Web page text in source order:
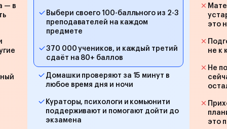
— в
Выбери своего 100-балльного из 2-3
преподавателей на каждом
предмете
370 000 учеников, и каждый третий
сдаёт на 80+ баллов
Домашки проверяют за 15 минут в
любое время дня и ночи
Кураторы, психологи и комьюнити
поддерживают и помогают дойти до
экзамена
это
не к
Не
это